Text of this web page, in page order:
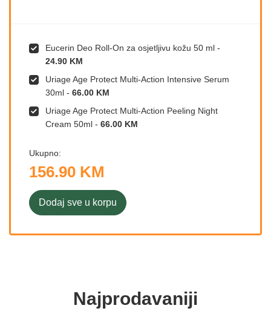
Eucerin Deo Roll-On za osjetljivu kožu 50 ml -
24.90 KM
Uriage Age Protect Multi-Action Intensive Serum
30ml - 66.00 KM
Uriage Age Protect Multi-Action Peeling Night
Cream 50ml - 66.00 KM
Ukupno:
156.90 KM
Dodaj sve u korpu
Najprodavaniji